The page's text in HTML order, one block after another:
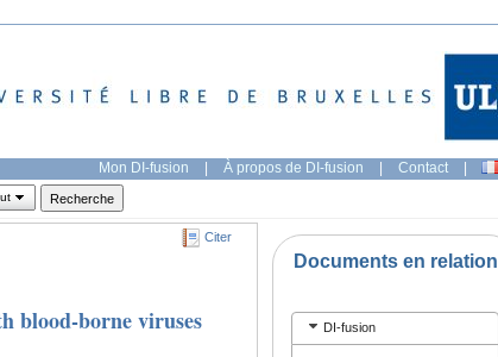
Mon DI-fusion | À propos de DI-fusion | Contact |
Citer
blood-borne viruses
Documents en relation
DI-fusion